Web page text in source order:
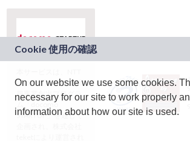
ドコモグループの新
規事業創出プログラ
ム「docomo
STARTUP」を通じて
On our website we use some cookies.
necessary for our site to work properly
information about how our site is used.